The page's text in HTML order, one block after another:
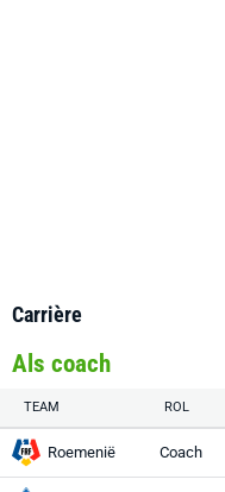
Carrière
Als coach
TEAM ROL
Roemenië Coach